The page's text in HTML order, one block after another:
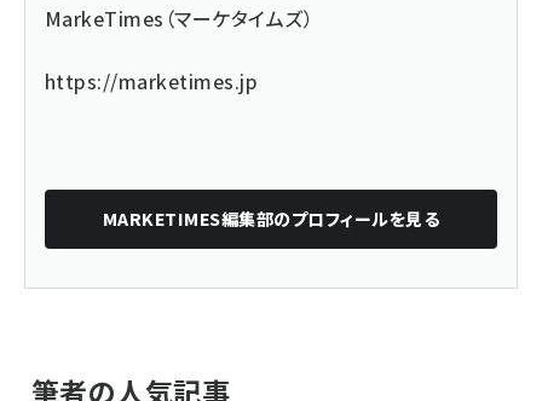
MarkeTimes（マーケタイムズ）
https://marketimes.jp
MARKETIMES編集部のプロフィールを見る
筆者の人気記事